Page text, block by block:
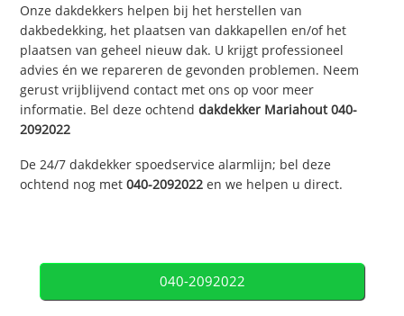
Onze dakdekkers helpen bij het herstellen van
dakbedekking, het plaatsen van dakkapellen en/of het
plaatsen van geheel nieuw dak. U krijgt professioneel
advies én we repareren de gevonden problemen. Neem
gerust vrijblijvend contact met ons op voor meer
informatie. Bel deze ochtenddakdekker Mariahout040-
2092022
De 24/7 dakdekker spoedservice alarmlijn; bel deze
ochtend nog met040-2092022 en we helpen u direct.
040-2092022